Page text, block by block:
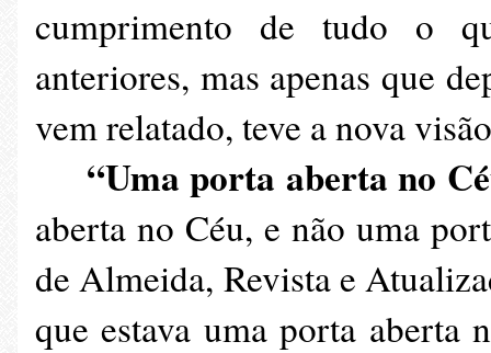
cumprimento de tudo o
anteriores, mas apenas que
vem relatado, teve a nova
“Uma porta aberta no
aberta no Céu, e não uma
de Almeida, Revista e
que estava uma porta aberta